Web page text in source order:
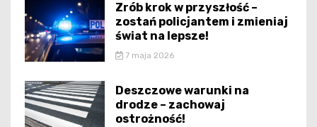
Zrób krok w przyszłość –
zostań policjantem i zmieniaj
świat na lepsze!
7 maja 2026
Deszczowe warunki na
drodze – zachowaj
ostrożność!